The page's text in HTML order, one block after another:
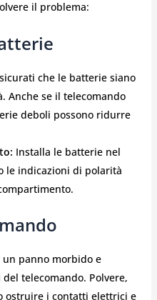
il problema:
che le batterie siano
Anche se il telecomando
deboli possono ridurre
Installa le batterie nel
le indicazioni di polarità
un panno morbido e
telecomando. Polvere,
ostruire i contatti elettrici e